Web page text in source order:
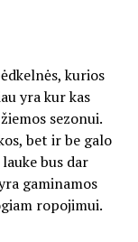
kurios
yra kur kas
sezonui.
bet ir be galo
bus dar
gaminamos
ropojimui.